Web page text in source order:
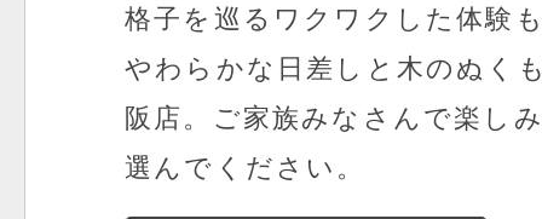
格子を巡るワクワクした体験
やわらかな日差しと木のぬく
阪店。 ご家族みなさんで楽し
選んでください。